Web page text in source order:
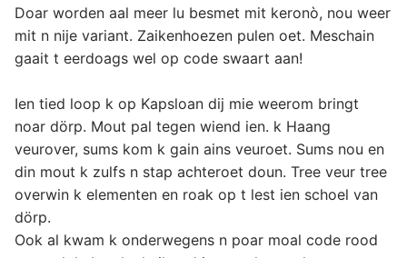
Doar worden aal meer lu besmet mit keronò, nou weer
mit n nije variant. Zaikenhoezen pulen oet. Meschain
gaait t eerdoags wel op code swaart aan!
Ien tied loop k op Kapsloan dij mie weerom bringt
noar dörp. Mout pal tegen wiend ien. k Haang
veurover, sums kom k gain ains veuroet. Sums nou en
din mout k zulfs n stap achteroet doun. Tree veur tree
overwin k elementen en roak op t lest ien schoel van
dörp.
Ook al kwam k onderwegens n poar moal code rood